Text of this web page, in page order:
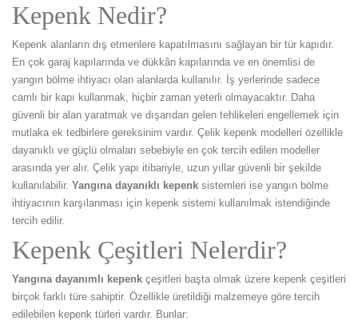
Kepenk Nedir?
Kepenk alanların dış etmenlere kapatılmasını sağlayan bir tür kapıdır.
En çok garaj kapılarında ve dükkân kapılarında ve en önemlisi de
yangın bölme ihtiyacı olan alanlarda kullanılır. İş yerlerinde sadece
camlı bir kapı kullanmak, hiçbir zaman yeterli olmayacaktır. Daha
güvenli bir alan yaratmak ve dışarıdan gelen tehlikeleri engellemek için
mutlaka ek tedbirlere gereksinim vardır. Çelik kepenk modelleri özellikle
dayanıklı ve güçlü olmaları sebebiyle en çok tercih edilen modeller
arasında yer alır. Çelik yapı itibariyle, uzun yıllar güvenli bir şekilde
kullanılabilir. Yangına dayanıklı kepenk sistemleri ise yangın bölme
ihtiyacının karşılanması için kepenk sistemi kullanılmak istendiğinde
tercih edilir.
Kepenk Çeşitleri Nelerdir?
Yangına dayanımlı kepenk çeşitleri başta olmak üzere kepenk çeşitleri
birçok farklı türe sahiptir. Özellikle üretildiği malzemeye göre tercih
edilebilen kepenk türleri vardır. Bunlar: